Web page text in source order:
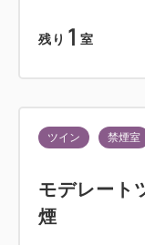
残り 1 室
ツイン 禁煙室
モデレート
煙